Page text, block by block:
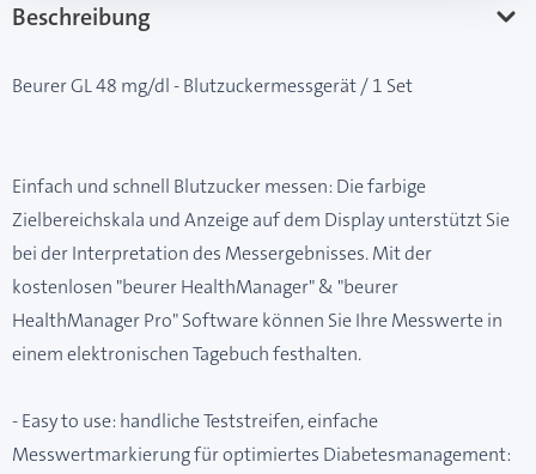
Beschreibung
Beurer GL 48 mg/dl - Blutzuckermessgerät / 1 Set
Einfach und schnell Blutzucker messen: Die farbige
Zielbereichskala und Anzeige auf dem Display unterstützt Sie
bei der Interpretation des Messergebnisses. Mit der
kostenlosen "beurer HealthManager" & "beurer
HealthManager Pro" Software können Sie Ihre Messwerte in
einem elektronischen Tagebuch festhalten.
- Easy to use: handliche Teststreifen, einfache
Messwertmarkierung für optimiertes Diabetesmanagement: